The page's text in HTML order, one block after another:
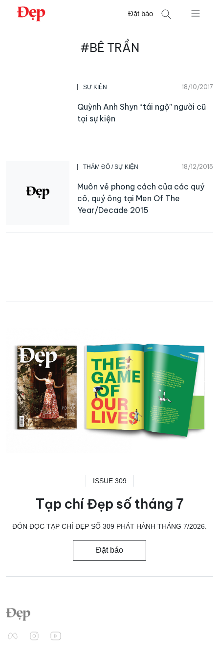
Chuyển
Đặt báo
#BÊ TRẦN
SỰ KIỆN 18/10/2017
Quỳnh Anh Shyn “tái ngộ” người cũ
tại sự kiện
THẢM ĐỎ / SỰ KIỆN 18/12/2015
Muôn vẻ phong cách của các quý
cô, quý ông tại Men Of The
Year/Decade 2015
ISSUE 309
Tạp chí Đẹp số tháng 7
ĐÓN ĐỌC TẠP CHÍ ĐẸP SỐ 309 PHÁT HÀNH THÁNG 7/2026.
Đặt báo